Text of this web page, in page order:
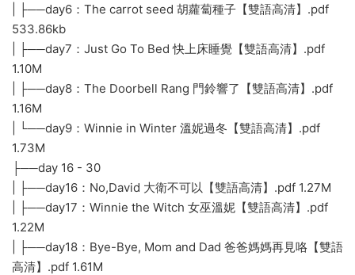
| ├──day6：The carrot seed 胡蘿蔔種子【雙語高清】.pdf
533.86kb
| ├──day7：Just Go To Bed 快上床睡覺【雙語高清】.pdf
1.10M
| ├──day8：The Doorbell Rang 門鈴響了【雙語高清】.pdf
1.16M
| └──day9：Winnie in Winter 溫妮過冬【雙語高清】.pdf
1.73M
├──day 16 - 30
| ├──day16：No,David 大衛不可以【雙語高清】.pdf 1.27M
| ├──day17：Winnie the Witch 女巫溫妮【雙語高清】.pdf
1.22M
| ├──day18：Bye-Bye, Mom and Dad 爸爸媽媽再見咯【雙語
高清】.pdf 1.61M